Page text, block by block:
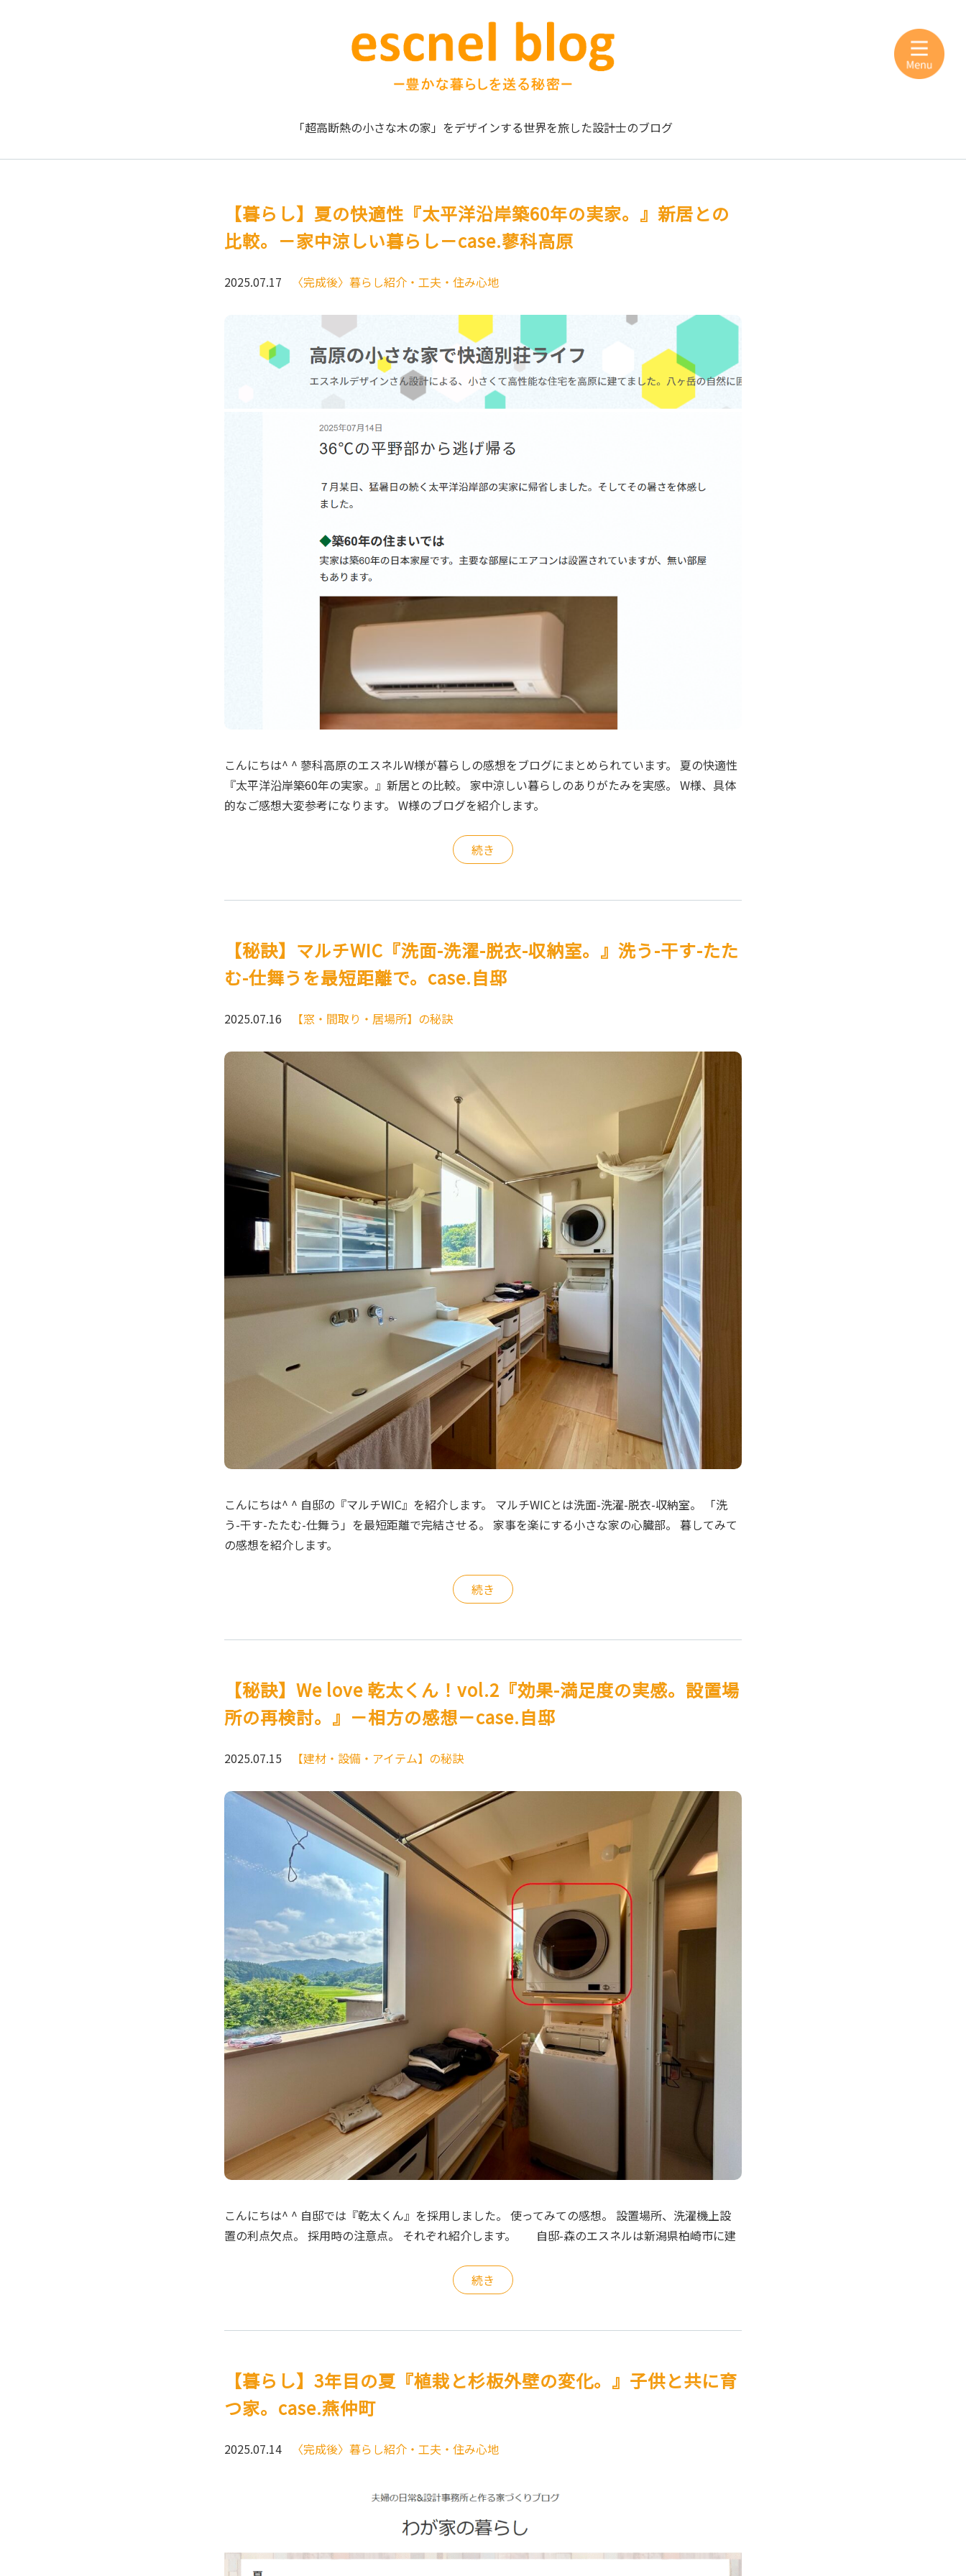
「超高断熱の小さな木の家」をデザインする世界を旅した設計士のブログ
【暮らし】夏の快適性『太平洋沿岸築60年の実家。』新居との
比較。－家中涼しい暮らし－case.蓼科高原
2025.07.17 〈完成後〉暮らし紹介・工夫・住み心地
こんにちは^ ^ 蓼科高原のエスネルW様が暮らしの感想をブログにまとめられています。 夏の快適性
『太平洋沿岸築60年の実家。』新居との比較。 家中涼しい暮らしのありがたみを実感。 W様、具体
的なご感想大変参考になります。 W様のブログを紹介します。
続き
【秘訣】マルチWIC『洗面-洗濯-脱衣-収納室。』洗う-干す-たた
む-仕舞うを最短距離で。case.自邸
2025.07.16 【窓・間取り・居場所】の秘訣
こんにちは^ ^ 自邸の『マルチWIC』を紹介します。 マルチWICとは洗面-洗濯-脱衣-収納室。 「洗
う-干す-たたむ-仕舞う」を最短距離で完結させる。 家事を楽にする小さな家の心臓部。 暮してみて
の感想を紹介します。
続き
【秘訣】We love 乾太くん！vol.2『効果-満足度の実感。設置場
所の再検討。』－相方の感想－case.自邸
2025.07.15 【建材・設備・アイテム】の秘訣
こんにちは^ ^ 自邸では『乾太くん』を採用しました。 使ってみての感想。 設置場所、洗濯機上設
置の利点欠点。 採用時の注意点。 それぞれ紹介します。 自邸-森のエスネルは新潟県柏崎市に建
続き
【暮らし】3年目の夏『植栽と杉板外壁の変化。』子供と共に育
つ家。case.燕仲町
2025.07.14 〈完成後〉暮らし紹介・工夫・住み心地